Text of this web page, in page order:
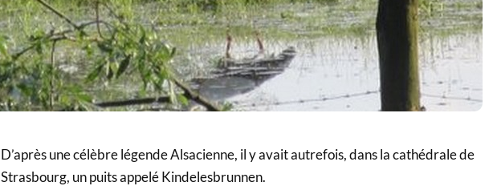
D’après une célèbre légende Alsacienne, il y avait autrefois, dans la cathédrale de
Strasbourg, un puits appelé Kindelesbrunnen.